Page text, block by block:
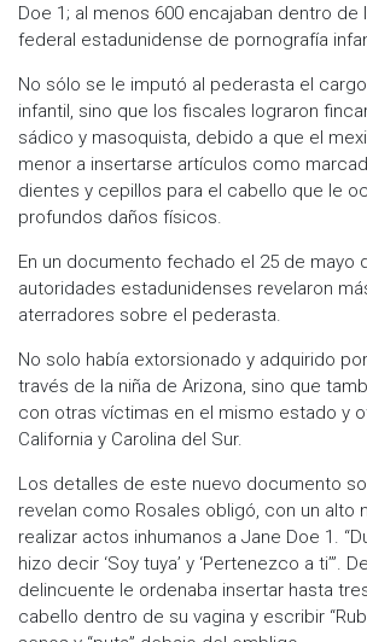
Doe 1; al menos 600 encajaban dentro de
federal estadunidense de pornografía
No sólo se le imputó al pederasta el
infantil, sino que los fiscales lograron
sádico y masoquista, debido a que el
menor a insertarse artículos como
dientes y cepillos para el cabello que le
profundos daños físicos.
En un documento fechado el 25 de mayo
autoridades estadunidenses revelaron
aterradores sobre el pederasta.
No solo había extorsionado y adquirido
través de la niña de Arizona, sino que
con otras víctimas en el mismo estado y
California y Carolina del Sur.
Los detalles de este nuevo documento
revelan como Rosales obligó, con un alto
realizar actos inhumanos a Jane Doe 1.
hizo decir ‘Soy tuya’ y ‘Pertenezco a ti’”.
delincuente le ordenaba insertar hasta
cabello dentro de su vagina y escribir